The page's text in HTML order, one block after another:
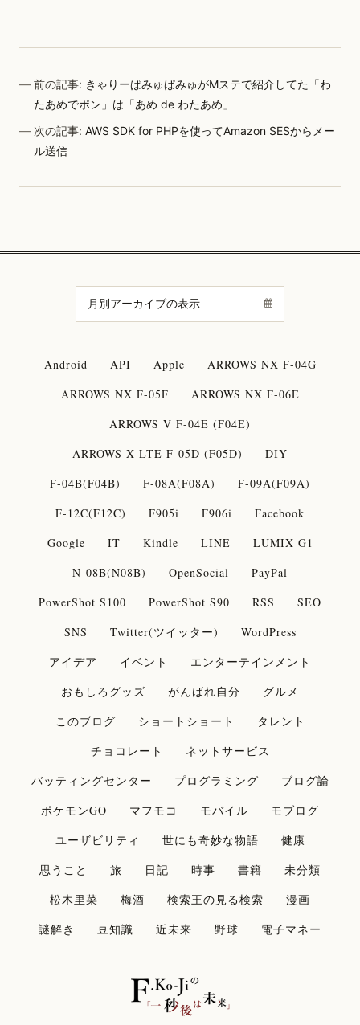
前の記事: きゃりーぱみゅぱみゅがMステで紹介してた「わ
たあめでポン」は「あめ de わたあめ」
次の記事:AWS SDK for PHPを使ってAmazon SESからメー
ル送信
Android API Apple
ARROWS NX F-04G
ARROWS NX F-05F
ARROWS NX F-06E
ARROWS V F-04E (F04E)
ARROWS X LTE F-05D (F05D)
DIY
F-04B(F04B)
F-08A(F08A)
F-09A(F09A)
F-12C(F12C)
F905i F906i
Facebook
Google
IT Kindle LINE
LUMIX G1
N-08B(N08B)
OpenSocial
PayPal
PowerShot S100
PowerShot S90 RSS
SEO
SNS
Twitter(ツイッター)
WordPress
アイデア
イベント
エンターテインメント
おもしろグッズ
がんばれ自分
グルメ
このブログ
ショートショート
タレント
チョコレート
ネットサービス
バッティングセンター
プログラミング
ブログ論
ポケモンGO
マフモコ モバイル
モブログ
ユーザビリティ
世にも奇妙な物語
健康
思うこと
旅 日記 時事 書籍
未分類
松木里菜
梅酒 検索王の見る検索
漫画
謎解き
豆知識 近未来 野球 電子マネー